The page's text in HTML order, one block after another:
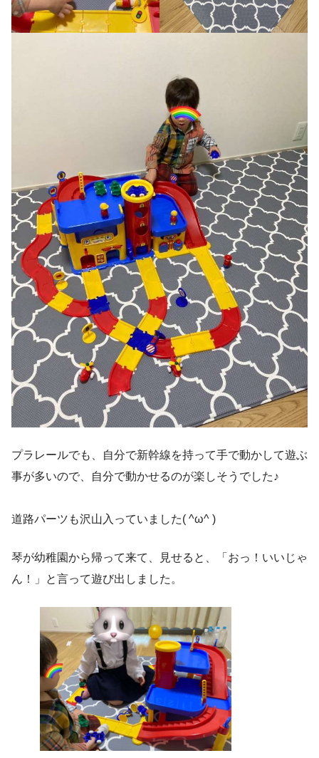
プラレールでも、自分で新幹線を持って手で動かして遊ぶ
事が多いので、自分で動かせるのが楽しそうでした♪
道路パーツも沢山入っていました( ^ω^ )
琴が幼稚園から帰って来て、見せると、「おっ！いいじゃ
ん！」と言って遊び出しました。